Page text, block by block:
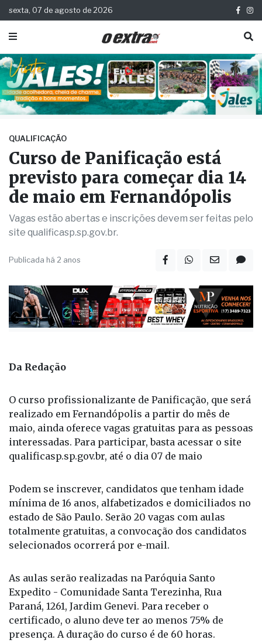
sexta, 07 de agosto de 2026
QUALIFICAÇÃO
Curso de Panificação está
previsto para começar dia 14
de maio em Fernandópolis
Vagas estão abertas e inscrições devem ser feitas pelo
site qualificasp.sp.gov.br.
Publicada há 2 anos
Da Redação
O curso profissionalizante de Panificação, que será
realizado em Fernandópolis a partir do mês de
maio, ainda oferece vagas gratuitas para as pessoas
interessadas. Para participar, basta acessar o site
qualificasp.sp.gov.br, até o dia 07 de maio
Podem se inscrever, candidatos que tenham idade
mínima de 16 anos, alfabetizados e domiciliados no
estado de São Paulo. Serão 20 vagas com aulas
totalmente gratuitas, a convocação dos candidatos
selecionados ocorrerá por e-mail.
As aulas serão realizadas na Paróquia Santo
Expedito - Comunidade Santa Terezinha, Rua
Paraná, 1261, Jardim Genevi. Para receber o
certificado, o aluno deve ter ao menos 75% de
presença. A duração do curso é de 60 horas.